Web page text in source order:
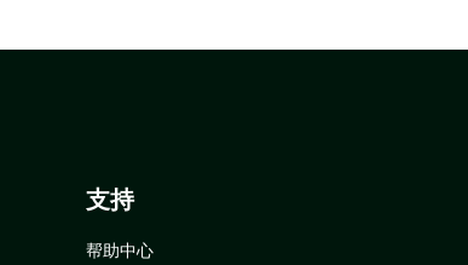
支持
帮助中心